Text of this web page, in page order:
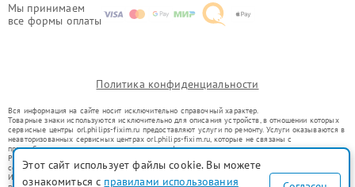
Мы принимаем
все формы оплаты
Политика конфиденциальности
Вся информация на сайте носит исключительно справочный характер.
Товарные знаки используются исключительно для описания устройств, в отношении которых
сервисные центры orl.philips-fixim.ru предоставляют услуги по ремонту. Услуги оказываются в
неавторизованных сервисных центрах orl.philips-fixim.ru, которые не связаны с
правообладателями товарных знаков или их официальными представителями.
Ремонт осуществляется для устройств, уже введенных в гражданский оборот в соответствии
со статьей 1487 ГК РФ.
Использование товарных знаков не преследует цели индивидуализации услуг или введения
Этот сайт использует файлы cookie. Вы можете
ознакомиться с правилами использования